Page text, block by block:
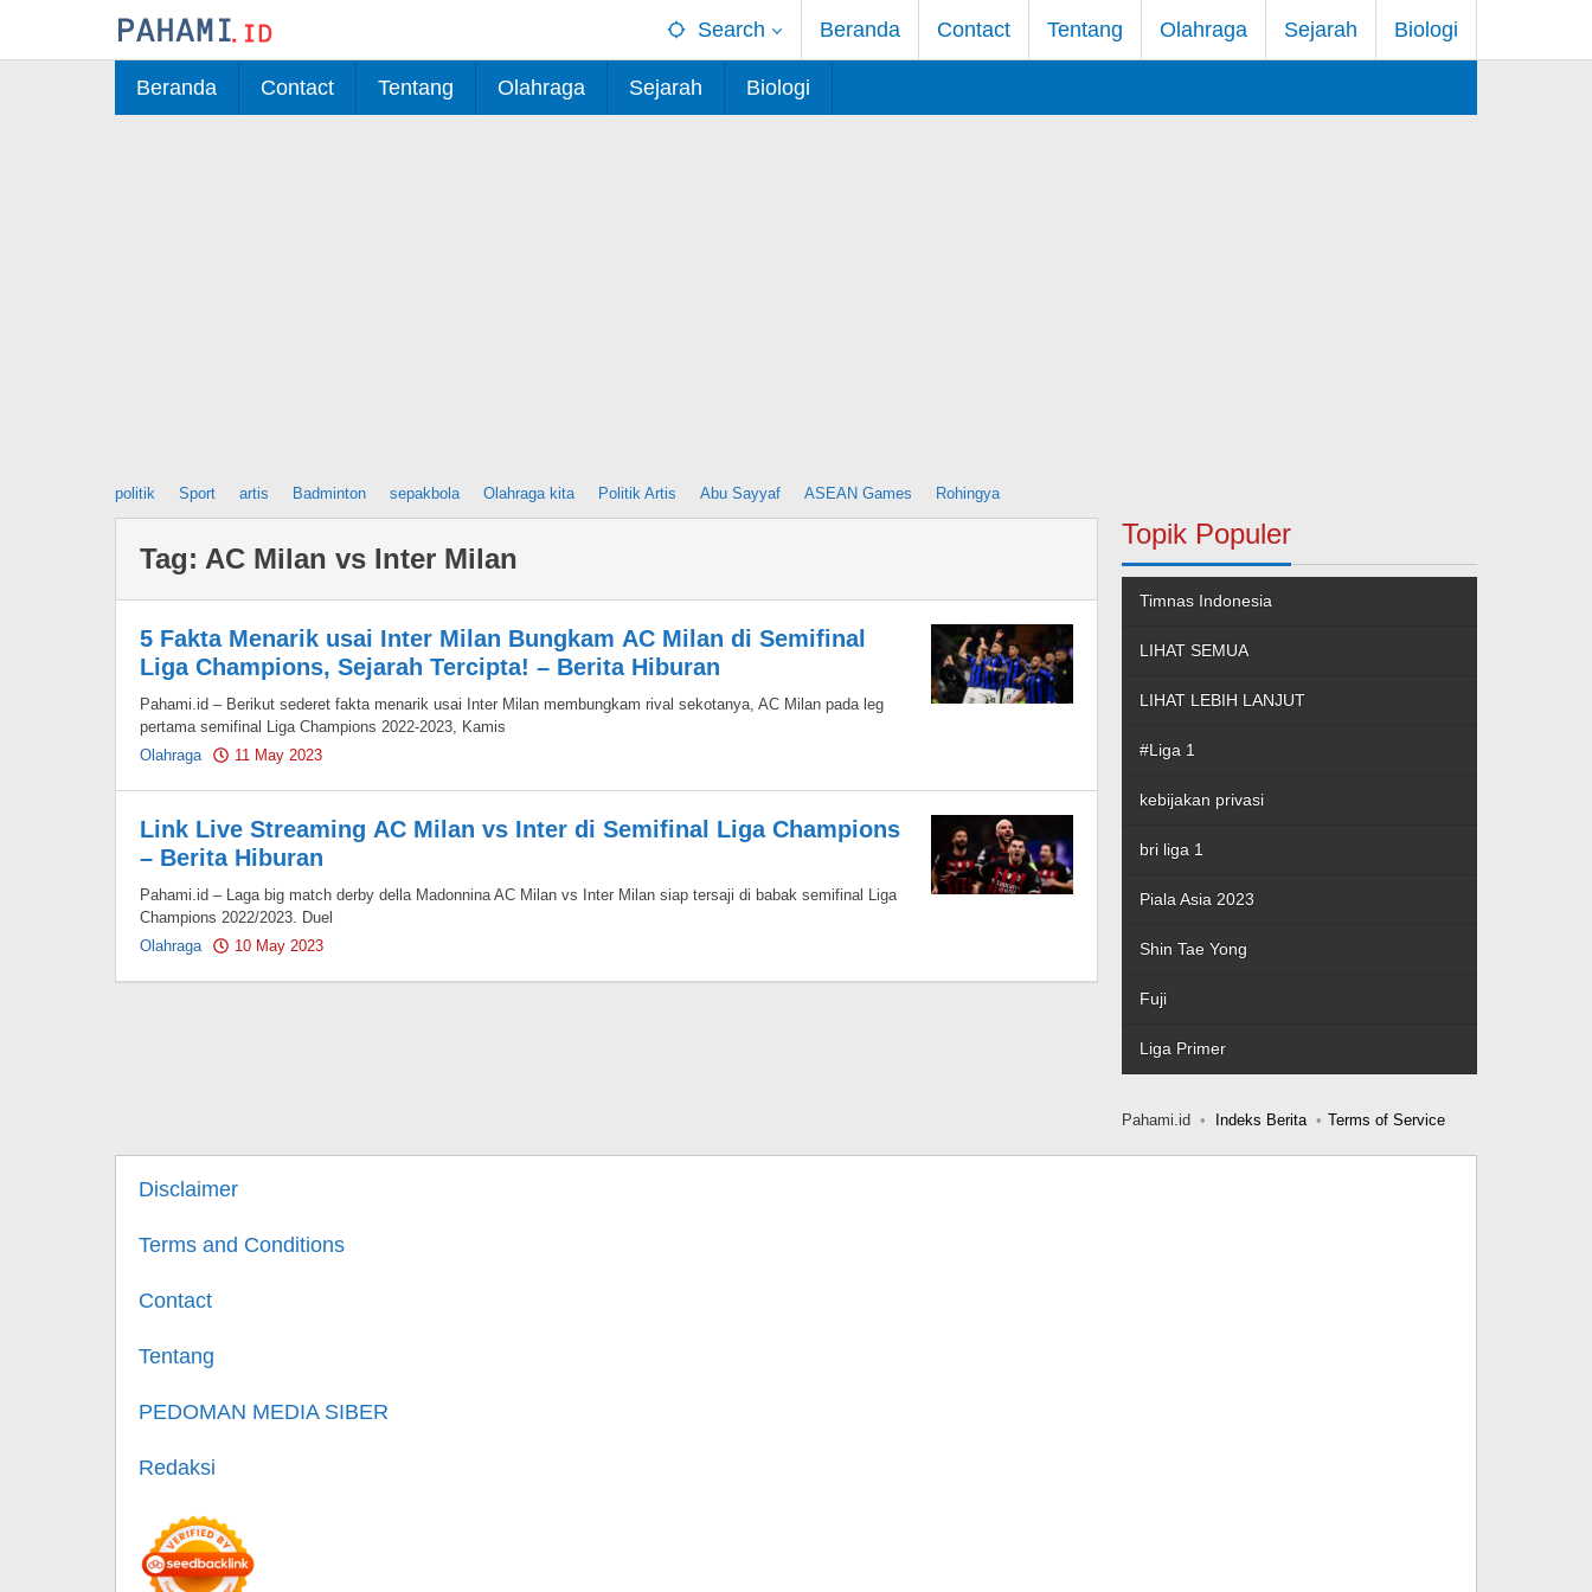
Search Beranda Contact Tentang Olahraga Sejarah Biologi
Beranda Contact Tentang Olahraga Sejarah Biologi
politik Sport artis Badminton sepakbola Olahraga kita Politik Artis Abu Sayyaf ASEAN Games Rohingya
Tag: AC Milan vs Inter Milan
5 Fakta Menarik usai Inter Milan Bungkam AC Milan di Semifinal
Liga Champions, Sejarah Tercipta! – Berita Hiburan
Pahami.id – Berikut sederet fakta menarik usai Inter Milan membungkam rival sekotanya, AC Milan pada leg
pertama semifinal Liga Champions 2022-2023, Kamis
Olahraga
11 May 2023
Link Live Streaming AC Milan vs Inter di Semifinal Liga Champions
– Berita Hiburan
Pahami.id – Laga big match derby della Madonnina AC Milan vs Inter Milan siap tersaji di babak semifinal Liga
Champions 2022/2023. Duel
Olahraga
10 May 2023
Topik Populer
Timnas Indonesia
LIHAT SEMUA
LIHAT LEBIH LANJUT
#Liga 1
kebijakan privasi
bri liga 1
Piala Asia 2023
Shin Tae Yong
Fuji
Liga Primer
Pahami.id Indeks Berita Terms of Service
Disclaimer
Terms and Conditions
Contact
Tentang
PEDOMAN MEDIA SIBER
Redaksi